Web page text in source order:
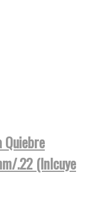
Quiebre
.22 (Inlcuye